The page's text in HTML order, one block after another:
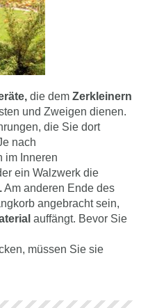
die dem Zerkleinern
und Zweigen dienen.
die Sie dort
nach
im Inneren
ein Walzwerk die
Am anderen Ende des
angebracht sein,
auffängt. Bevor Sie
müssen Sie sie